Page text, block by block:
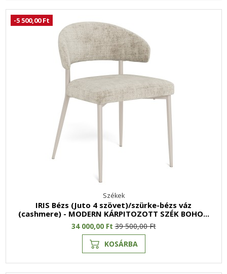
-5 500,00 Ft
Székek
IRIS Bézs (Juto 4 szövet)/szürke-bézs váz
(cashmere) - MODERN KÁRPITOZOTT SZÉK BOHO...
34 000,00 Ft39 500,00 Ft
KOSÁRBA